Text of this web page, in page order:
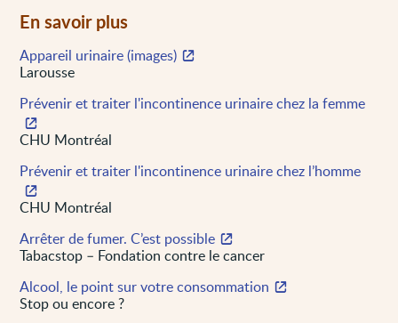
En savoir plus
Appareil urinaire (images)
Larousse
Prévenir et traiter l'incontinence urinaire chez la femme
CHU Montréal
Prévenir et traiter l'incontinence urinaire chez l’homme
CHU Montréal
Arrêter de fumer. C’est possible
Tabacstop – Fondation contre le cancer
Alcool, le point sur votre consommation
Stop ou encore ?